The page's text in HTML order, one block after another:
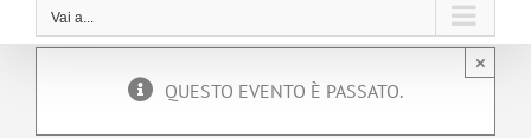
Vai a...
QUESTO EVENTO È PASSATO.
×